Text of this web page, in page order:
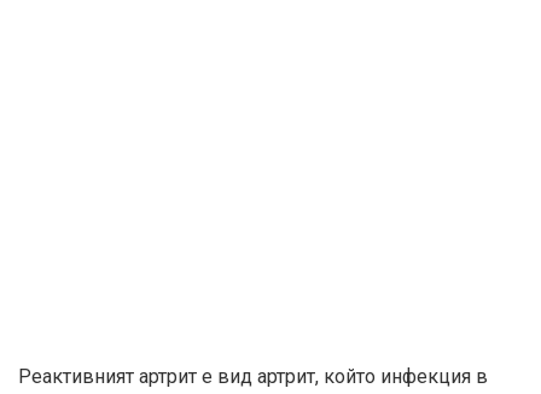
Реактивният артрит е вид артрит, който инфекция в